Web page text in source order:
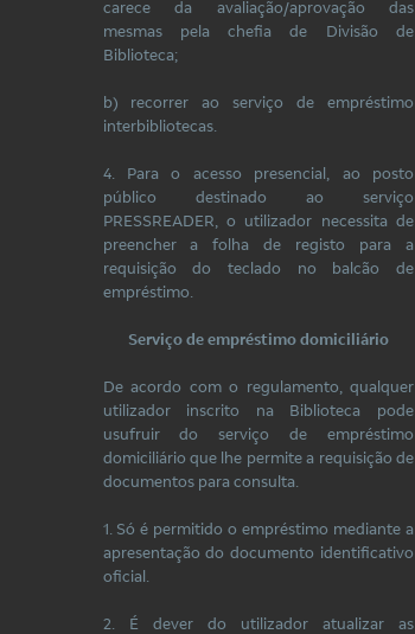
carece da avaliação/aprovação das
mesmas pela chefia de Divisão de
Biblioteca;
b) recorrer ao serviço de empréstimo
interbibliotecas.
4. Para o acesso presencial, ao posto
público destinado ao serviço
PRESSREADER, o utilizador necessita de
preencher a folha de registo para a
requisição do teclado no balcão de
empréstimo.
Serviço de empréstimo domiciliário
De acordo com o regulamento, qualquer
utilizador inscrito na Biblioteca pode
usufruir do serviço de empréstimo
domiciliário que lhe permite a requisição de
documentos para consulta.
1. Só é permitido o empréstimo mediante a
apresentação do documento identificativo
oficial.
2. É dever do utilizador atualizar as